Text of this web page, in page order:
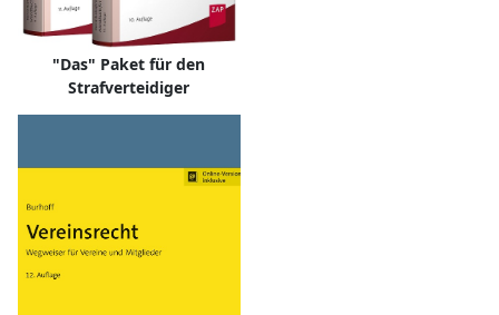
"Das" Paket für den
Strafverteidiger